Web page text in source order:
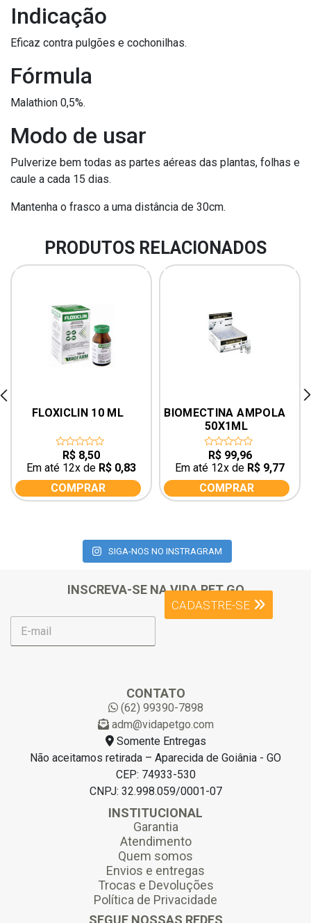
Indicação
Eficaz contra pulgões e cochonilhas.
Fórmula
Malathion 0,5%.
Modo de usar
Pulverize bem todas as partes aéreas das plantas, folhas e
caule a cada 15 dias.
Mantenha o frasco a uma distância de 30cm.
PRODUTOS RELACIONADOS
FLOXICLIN 10 ML
out
of
5
R$ 8,50
Em até 12x de R$ 0,83
COMPRAR
BIOMECTINA AMPOLA
50X1ML
out
of
5
R$99,96
Em até 12x de R$ 9,77
COMPRAR
SIGA-NOS NO INSTRAGRAM
INSCREVA-SE NA VIDA PET GO
E
m
CADASTRE-SE
CONTATO
(62) 99390-7898
adm@vidapetgo.com
Somente Entregas
Não aceitamos retirada – Aparecida de Goiânia - GO
CEP: 74933-530
CNPJ: 32.998.059/0001-07
INSTITUCIONAL
Garantia
Atendimento
Quem somos
Envios e entregas
Trocas e Devoluções
Política de Privacidade
SEGUE NOSSAS REDES